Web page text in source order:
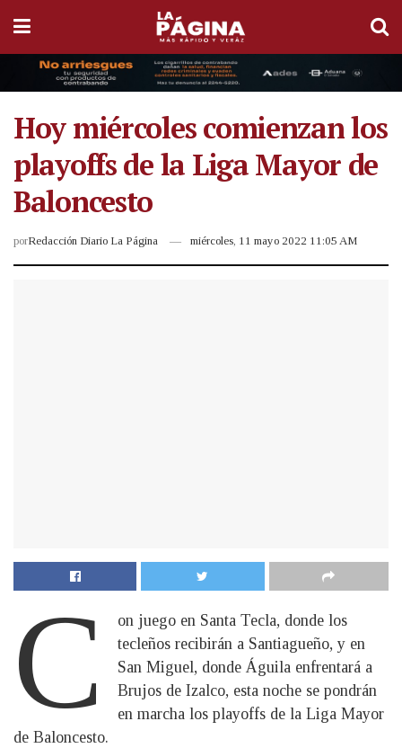
Hoy miércoles comienzan los
playoffs de la Liga Mayor de
Baloncesto
porRedacción Diario La Página miércoles, 11 mayo 2022 11:05 AM
C
on juego en Santa Tecla, donde los
tecleños recibirán a Santiagueño, y en
San Miguel, donde Águila enfrentará a
Brujos de Izalco, esta noche se pondrán
en marcha los playoffs de la Liga Mayor
de Baloncesto.